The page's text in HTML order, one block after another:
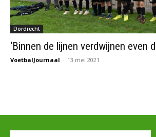
Dordrecht
‘Binnen de lijnen verdwijnen even
VoetbalJournaal - 13 mei 2021